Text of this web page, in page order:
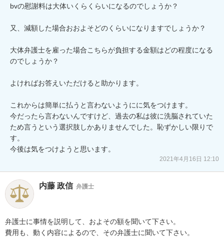
bvの慰謝料は大体いくらくらいになるのでしょうか？
又、減額した場合おおよそどのくらいになりますでしょうか？
大体弁護士を雇った場合こちらが負担する金額はどの程度になる
のでしょうか？
よければお答えいただけると助かります。
これからは簡単に払うと言わないようにに気をつけます。
今だったら言わないんですけど、過去の私は彼に洗脳されていた
ため言うという選択肢しかありませんでした。恥ずかしい限りで
す。
今後は気をつけようと思います。
2021年4月16日 12:10
内藤 政信 弁護士
弁護士に事情を説明して、およその額を聞いて下さい。
費用も、動く内容によるので、その弁護士に聞いて下さい。